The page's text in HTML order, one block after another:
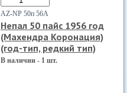
AZ-NP 50п 56А
Непал 50 пайс 1956 год
(Махендра Коронация)
(год-тип, редкий тип)
В наличии - 1 шт.